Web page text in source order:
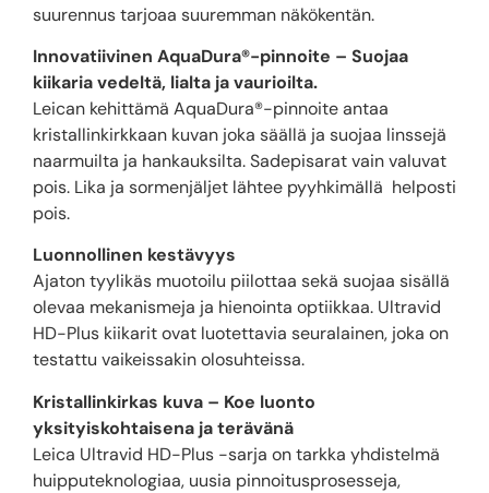
suurennus tarjoaa suuremman näkökentän.
Innovatiivinen AquaDura®-pinnoite – Suojaa
kiikaria vedeltä, lialta ja vaurioilta.
Leican kehittämä AquaDura®-pinnoite antaa
kristallinkirkkaan kuvan joka säällä ja suojaa linssejä
naarmuilta ja hankauksilta. Sadepisarat vain valuvat
pois. Lika ja sormenjäljet lähtee pyyhkimällä helposti
pois.
Luonnollinen kestävyys
Ajaton tyylikäs muotoilu piilottaa sekä suojaa sisällä
olevaa mekanismeja ja hienointa optiikkaa. Ultravid
HD-Plus kiikarit ovat luotettavia seuralainen, joka on
testattu vaikeissakin olosuhteissa.
Kristallinkirkas kuva – Koe luonto
yksityiskohtaisena ja terävänä
Leica Ultravid HD-Plus -sarja on tarkka yhdistelmä
huipputeknologiaa, uusia pinnoitusprosesseja,